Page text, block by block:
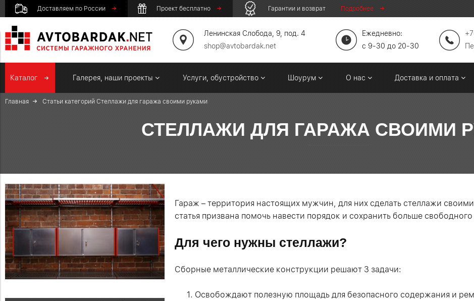
Доставляем по России Проект бесплатно Гарантии и возврат Подробнее
Ленинская Слобода, 9, под. 4
shop@avtobardak.net
Ежедневно:
c 9-30 до 20-30
Каталог Галерея, наши проекты Услуги, обустройство Шоурум О нас Доставка и оплата
Главная Статьи категорий Стеллажи для гаража своими руками
СТЕЛЛАЖИ ДЛЯ ГАРАЖА СВОИМИ
Гараж – территория настоящих мужчин, для них сделать стеллажи
статья призвана помочь навести порядок и сохранить больше
Для чего нужны стеллажи?
Сборные металлические конструкции решают 3 задачи:
Освобождают полезную площадь для безопасного содержания и